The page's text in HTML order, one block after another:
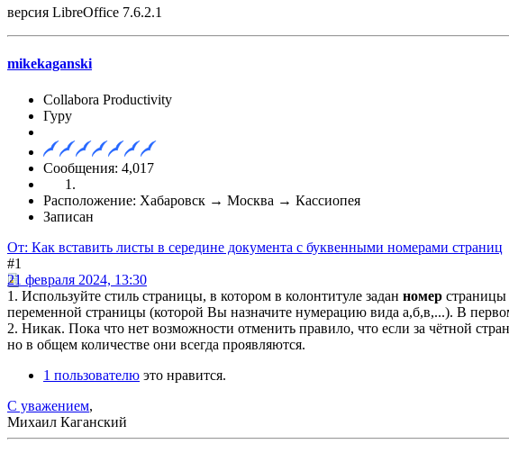
версия LibreOffice 7.6.2.1
mikekaganski
Collabora Productivity
Гуру
Сообщения: 4,017
Расположение: Хабаровск → Москва → Кассиопея
Записан
От: Как вставить листы в середине документа с буквенными номерами страниц
#1
21 февраля 2024, 13:30
1. Используйте стиль страницы, в котором в колонтитуле задан номер страницы
переменной страницы (которой Вы назначите нумерацию вида а,б,в,...). В
2. Никак. Пока что нет возможности отменить правило, что если за чётной
но в общем количестве они всегда проявляются.
1 пользователю это нравится.
С уважением,
Михаил Каганский